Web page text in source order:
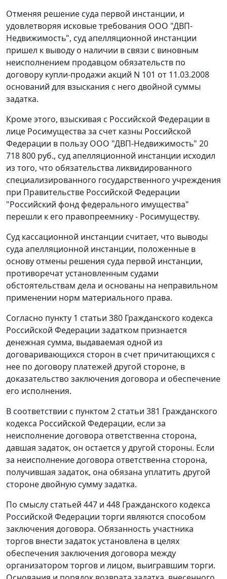
Отменяя решение суда первой инстанции, и
удовлетворяя исковые требования ООО "ДВП-
Недвижимость", суд апелляционной инстанции
пришел к выводу о наличии в связи с виновным
неисполнением продавцом обязательств по
договору купли-продажи акций N 101 от 11.03.2008
оснований для взыскания с него двойной суммы
задатка.
Кроме этого, взыскивая с Российской Федерации в
лице Росимущества за счет казны Российской
Федерации в пользу ООО "ДВП-Недвижимость" 20
718 800 руб., суд апелляционной инстанции исходил
из того, что обязательства ликвидированного
специализированного государственного учреждения
при Правительстве Российской Федерации
"Российский фонд федерального имущества"
перешли к его правопреемнику - Росимуществу.
Суд кассационной инстанции считает, что выводы
суда апелляционной инстанции, положенные в
основу отмены решения суда первой инстанции,
противоречат установленным судами
обстоятельствам дела и основаны на неправильном
применении норм материального права.
Согласно пункту 1 статьи 380 Гражданского кодекса
Российской Федерации задатком признается
денежная сумма, выдаваемая одной из
договаривающихся сторон в счет причитающихся с
нее по договору платежей другой стороне, в
доказательство заключения договора и обеспечение
его исполнения.
В соответствии с пунктом 2 статьи 381 Гражданского
кодекса Российской Федерации, если за
неисполнение договора ответственна сторона,
давшая задаток, он остается у другой стороны. Если
за неисполнение договора ответственна сторона,
получившая задаток, она обязана уплатить другой
стороне двойную сумму задатка.
По смыслу статьей 447 и 448 Гражданского кодекса
Российской Федерации торги являются способом
заключения договора. Обязанность участника
торгов внести задаток установлена в целях
обеспечения заключения договора между
организатором торгов и лицом, выигравшим торги.